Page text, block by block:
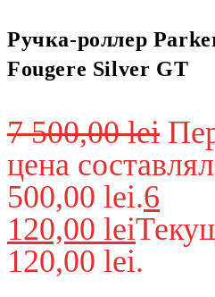
Ручка-роллер
Fougere Silver GT
7 500,00lei
цена
500,00 lei.6
120,00 lei
120,00 lei.